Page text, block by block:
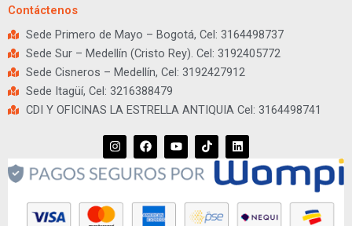
Contáctenos
Sede Primero de Mayo – Bogotá, Cel: 3164498737
Sede Sur – Medellín (Cristo Rey). Cel: 3192405772
Sede Cisneros – Medellín, Cel: 3192427912
Sede Itagüí, Cel: 3216388479
CDI Y OFICINAS LA ESTRELLA ANTIQUIA Cel: 3164498741
I
n
s
t
g
r
a
F
a
c
e
o
o
k
Y
o
u
t
b
T
i
k
k
L
i
n
k
e
d
n